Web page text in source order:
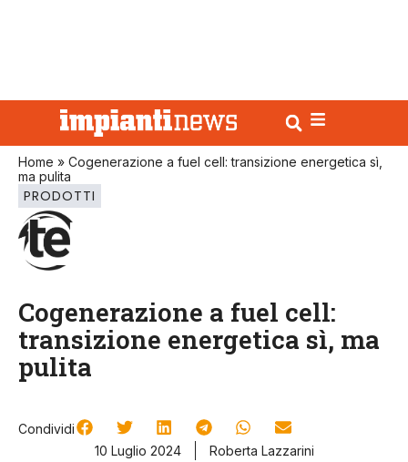
Home » Cogenerazione a fuel cell: transizione energetica sì,
ma pulita
PRODOTTI
Cogenerazione a fuel cell:
transizione energetica sì, ma
pulita
Condividi
10 Luglio 2024
Roberta Lazzarini